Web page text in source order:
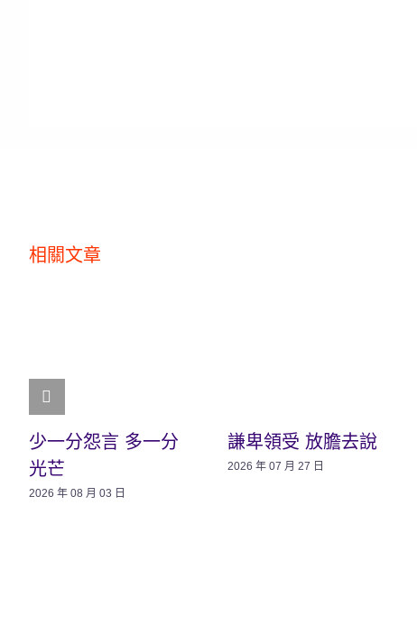
相關文章
少一分怨言 多一分
光芒
2026 年 08 月 03 日
謙卑領受 放膽去說
2026 年 07 月 27 日